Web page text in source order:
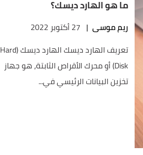
ما هو الهارد ديسك؟
ريم موسى | 27 أكتوبر 2022
تعريف الهارد ديسك الهارد ديسك (Hard
Disk) أو محرك الأقراص الثابتة، هو جهاز
تخزين البيانات الرئيسي في...